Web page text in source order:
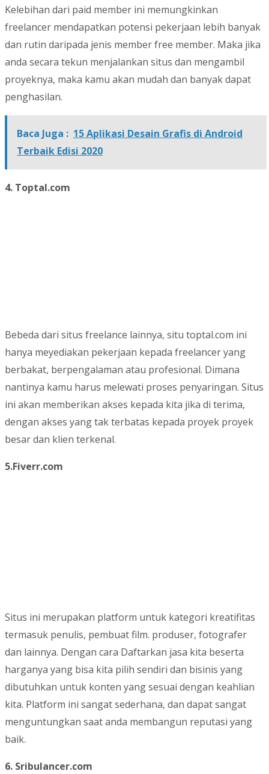
Kelebihan dari paid member ini memungkinkan
freelancer mendapatkan potensi pekerjaan lebih banyak
dan rutin daripada jenis member free member. Maka jika
anda secara tekun menjalankan situs dan mengambil
proyeknya, maka kamu akan mudah dan banyak dapat
penghasilan.
Baca Juga : 15 Aplikasi Desain Grafis di Android
Terbaik Edisi 2020
4. Toptal.com
Bebeda dari situs freelance lainnya, situ toptal.com ini
hanya meyediakan pekerjaan kepada freelancer yang
berbakat, berpengalaman atau profesional. Dimana
nantinya kamu harus melewati proses penyaringan. Situs
ini akan memberikan akses kepada kita jika di terima,
dengan akses yang tak terbatas kepada proyek proyek
besar dan klien terkenal.
5.Fiverr.com
Situs ini merupakan platform untuk kategori kreatifitas
termasuk penulis, pembuat film. produser, fotografer
dan lainnya. Dengan cara Daftarkan jasa kita beserta
harganya yang bisa kita pilih sendiri dan bisinis yang
dibutuhkan untuk konten yang sesuai dengan keahlian
kita. Platform ini sangat sederhana, dan dapat sangat
menguntungkan saat anda membangun reputasi yang
baik.
6. Sribulancer.com